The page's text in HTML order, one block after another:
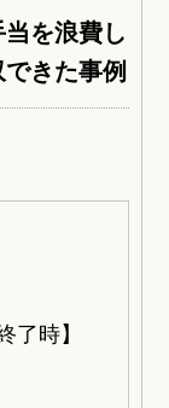
を浪費し
きた事例
了時】